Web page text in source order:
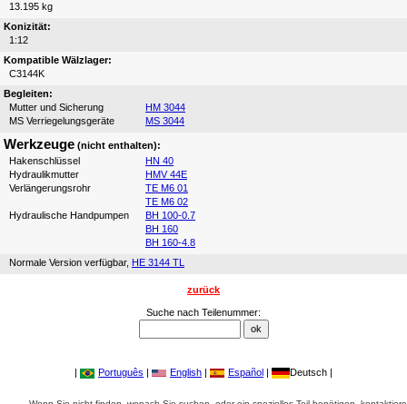
13.195 kg
Konizität:
1:12
Kompatible Wälzlager:
C3144K
Begleiten:
Mutter und Sicherung
HM 3044
MS Verriegelungsgeräte
MS 3044
Werkzeuge (nicht enthalten):
Hakenschlüssel
HN 40
Hydraulikmutter
HMV 44E
Verlängerungsrohr
TE M6 01
TE M6 02
Hydraulische Handpumpen
BH 100-0.7
BH 160
BH 160-4.8
Normale Version verfügbar, HE 3144 TL
zurück
Suche nach Teilenummer:
| Português | English | Español | Deutsch |